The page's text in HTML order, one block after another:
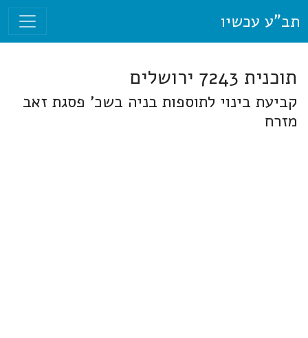
תב"ע עכשיו
תוכנית 7243 ירושלים
קביעת בינוי לתוספות בניה בשכ' פסגת זאב
מזרח